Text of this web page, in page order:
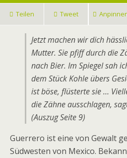
Teilen Tweet
Jetzt machen wir dich
Mutter. Sie pfiff durch die
nach Bier. Im Spiegel sah
dem Stück Kohle übers
ist böse, flüsterte sie …
die Zähne ausschlagen,
(Auszug Seite 9)
Guerrero ist eine von Gewalt
Südwesten von Mexico.